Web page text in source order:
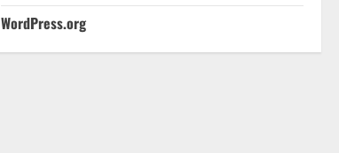
WordPress.org